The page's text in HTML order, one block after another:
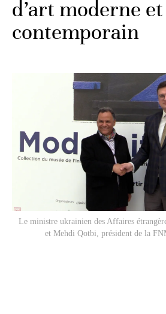
d’art moderne et
contemporain
Le ministre ukrainien des Affaires
et Mehdi Qotbi, président de la